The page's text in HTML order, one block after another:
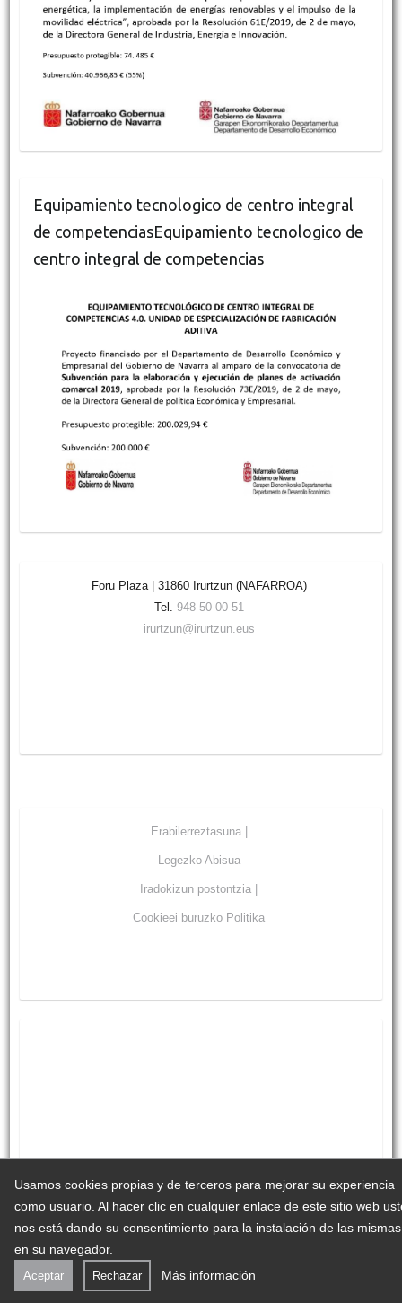
Usamos cookies propias y de terceros para mejorar su experiencia
como usuario. Al hacer clic en cualquier enlace de este sitio web
nos está dando su consentimiento para la instalación de las mismas
en su navegador.
Aceptar Rechazar Más información
Equipamiento tecnologico de centro integral
de competenciasEquipamiento tecnologico de
centro integral de competencias
Foru Plaza | 31860 Irurtzun (NAFARROA)
Tel. 948 50 00 51
irurtzun@irurtzun.eus
Erabilerreztasuna |
Legezko Abisua
Iradokizun postontzia |
Cookieei buruzko Politika